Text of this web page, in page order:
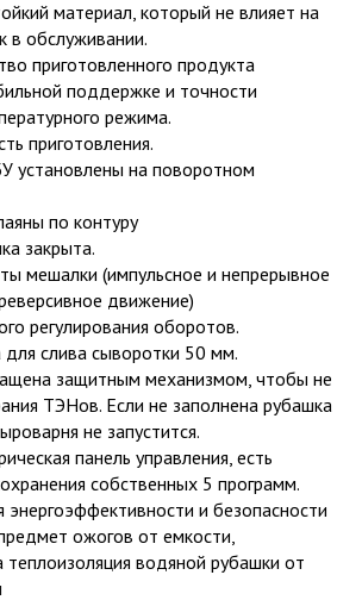
материал, который не влияет на
в обслуживании.
приготовленного продукта
поддержке и точности
режима.
приготовления.
установлены на поворотном
по контуру
закрыта.
мешалки (импульсное и непрерывное
движение)
регулирования оборотов.
слива сыворотки 50 мм.
защитным механизмом, чтобы не
ТЭНов. Если не заполнена рубашка
не запустится.
панель управления, есть
собственных 5 программ.
и безопасности
ожогов от емкости,
теплоизоляция водяной рубашки от